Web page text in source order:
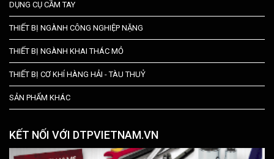
DỤNG CỤ CẦM TAY
THIẾT BỊ NGÀNH CÔNG NGHIỆP NẶNG
THIẾT BỊ NGÀNH KHAI THÁC MỎ
THIẾT BỊ CƠ KHÍ HÀNG HẢI - TÀU THUỶ
SẢN PHẨM KHÁC
KẾT NỐI VỚI DTPVIETNAM.VN